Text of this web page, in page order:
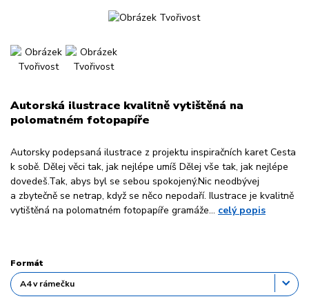
Autorská ilustrace kvalitně vytištěná na
polomatném fotopapíře
Autorsky podepsaná ilustrace z projektu inspiračních karet Cesta
k sobě. Dělej věci tak, jak nejlépe umíš Dělej vše tak, jak nejlépe
dovedeš.Tak, abys byl se sebou spokojený.Nic neodbývej
a zbytečně se netrap, když se něco nepodaří. Ilustrace je kvalitně
vytištěná na polomatném fotopapíře gramáže... celý popis
Formát